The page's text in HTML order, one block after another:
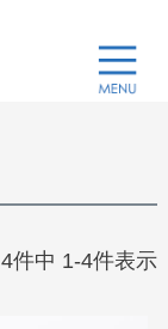
4件中 1-4件表示